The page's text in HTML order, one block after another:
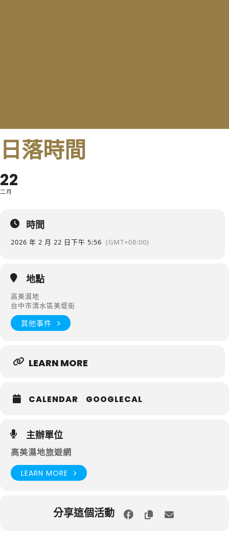
日落時間
22
二月
時間
2026 年 2 月 22 日下午 5:56 (GMT+08:00)
地點
高美濕地
台中市清水區美堤街
其他事件
LEARN MORE
CALENDAR GOOGLECAL
主辦單位
高美濕地旅遊網
LEARN MORE
分享這個活動